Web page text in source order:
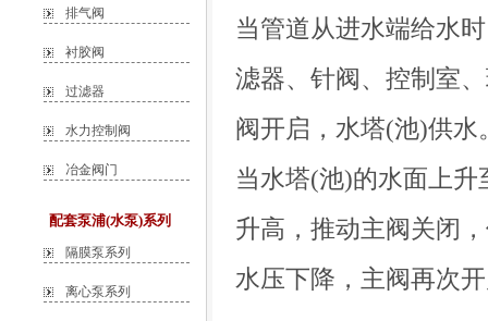
排气阀
衬胶阀
过滤器
水力控制阀
冶金阀门
配套泵浦(水泵)系列
隔膜泵系列
离心泵系列
当管道从进水端给水
滤器、针阀、控制室
阀开启，水塔(池)供水
当水塔(池)的水面上
升高，推动主阀关闭
水压下降，主阀再次